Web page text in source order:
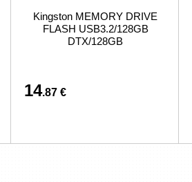
Kingston MEMORY DRIVE
FLASH USB3.2/128GB
DTX/128GB
14.87 €